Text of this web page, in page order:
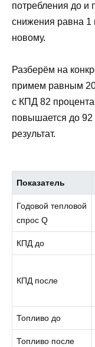
потребления до и
снижения равна 1
новому.
Разберём на
примем равным 20
с КПД 82
повышается до
результат.
Показатель
Годовой тепловой
спрос Q
КПД до
КПД после
Топливо до
Топливо после